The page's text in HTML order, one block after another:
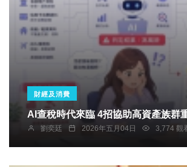
財經及消費
AI查稅時代來臨 4招協助高資產族群
劉奕廷 2026年五月04日 3,774 觀